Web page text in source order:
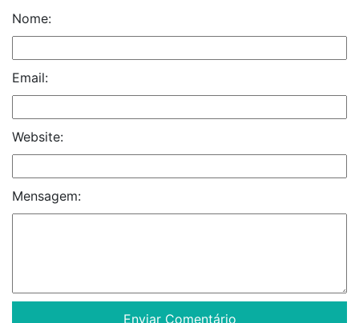
Nome:
Email:
Website:
Mensagem: